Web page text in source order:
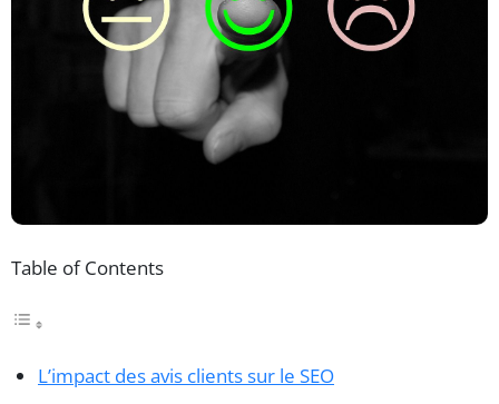
Table of Contents
L’impact des avis clients sur le SEO